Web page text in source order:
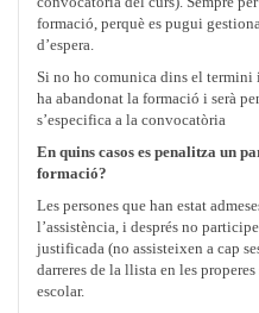
formació, perquè es pugui
d’espera.
Si no ho comunica dins el termini
ha abandonat la formació i serà
s’especifica a la convocatòria
En quins casos es penalitza un
formació?
Les persones que han estat
l’assistència, i després no
justificada (no assisteixen a cap
darreres de la llista en les
escolar.